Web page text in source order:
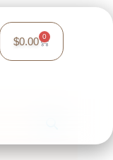
$0.00 0